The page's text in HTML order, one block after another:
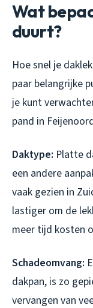
Wat
duurt?
Hoe snel je
paar belangrijke
je kunt
pand in
Daktype: Platte
een andere
vaak gezien in
lastiger om de
meer tijd kosten
Schadeomvang:
dakpan, is zo
vervangen van